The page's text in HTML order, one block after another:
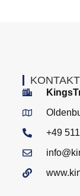
KONTAKT
+49